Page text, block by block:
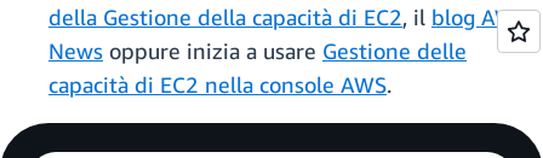
della Gestione della capacità di EC2, il blog AWS
News oppure inizia a usare Gestione delle
capacità di EC2 nella console AWS.